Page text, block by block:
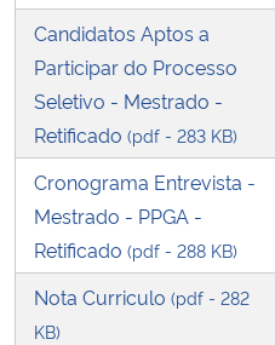
Candidatos Aptos a
Participar do Processo
Seletivo - Mestrado -
Retificado (pdf - 283 KB)
Cronograma Entrevista -
Mestrado - PPGA -
Retificado (pdf - 288 KB)
Nota Curriculo (pdf - 282
KB)